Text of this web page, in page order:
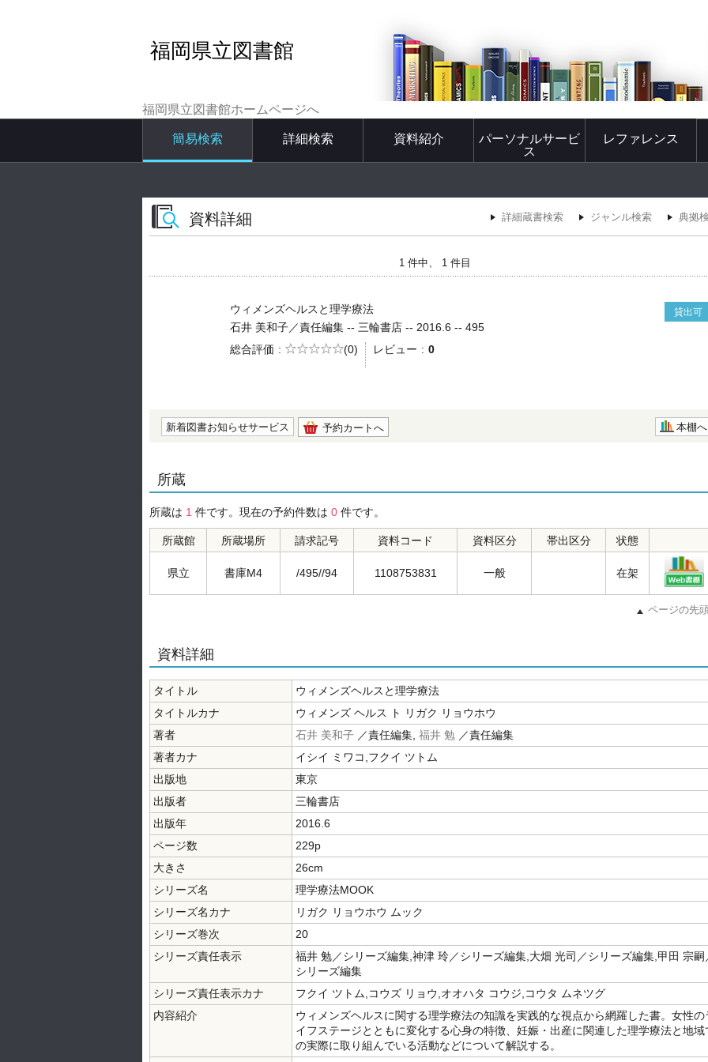
福岡県立図書館
福岡県立図書館ホームページへ
簡易検索 詳細検索 資料紹介
パーソナルサービ
ス
レファレンス
資料詳細 詳細蔵書検索 ジャンル検索 典拠
1 件中、 1 件目
ウィメンズヘルスと理学療法 貸出可
石井 美和子／責任編集 -- 三輪書店 -- 2016.6 -- 495
総合評価
5段階評価
(0) レビュー 0
新着図書お知らせサービス 予約カートへ 本棚へ
所蔵
所蔵は 1 件です。現在の予約件数は 0 件です。
所蔵館 所蔵場所 請求記号 資料コード 資料区分 帯出区分 状態
県立 書庫M4 /495//94 1108753831 一般 在架
ページの先
資料詳細
タイトル
ウィメンズヘルスと理学療法
タイトルカナ
ウィメンズ ヘルス ト リガク リョウホウ
著者
石井 美和子 ／責任編集, 福井 勉 ／責任編集
著者カナ
イシイ ミワコ,フクイ ツトム
出版地
東京
出版者
三輪書店
出版年
2016.6
ページ数
229p
大きさ
26cm
シリーズ名
理学療法MOOK
シリーズ名カナ
リガク リョウホウ ムック
シリーズ巻次
20
シリーズ責任表示
福井 勉／シリーズ編集,神津 玲／シリーズ編集,大畑 光司／シリーズ編集,甲田 宗嗣
シリーズ編集
シリーズ責任表示カナ
フクイ ツトム,コウズ リョウ,オオハタ コウジ,コウタ ムネツグ
内容紹介
ウィメンズヘルスに関する理学療法の知識を実践的な視点から網羅した書。女性の
イフステージとともに変化する心身の特徴、妊娠・出産に関連した理学療法と地域
の実際に取り組んでいる活動などについて解説する。